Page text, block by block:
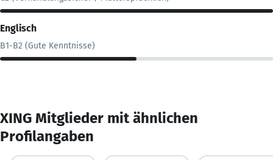
Englisch
B1-B2 (Gute Kenntnisse)
XING Mitglieder mit ähnlichen
Profilangaben